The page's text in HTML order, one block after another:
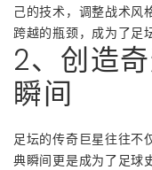
己的技术，调整战术风
跨越的瓶颈，成为了足
2、创造
瞬间
足坛的传奇巨星往往不
典瞬间更是成为了足球